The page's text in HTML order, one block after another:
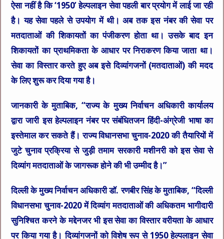
ऐसा नहीं है कि ‘1950’ हेल्पलाइन सेवा पहली बार प्रयोग में लाई जा रही
है। यह सेवा पहले से उपयोग में थी। अब तक इस नंबर की सेवा पर
मतदाताओं की शिकायतों का पंजीकरण होता था। उसके बाद इन
शिकायतों का प्राथमिकता के आधार पर निराकरण किया जाता था।
सेवा का विस्तार करते हुए अब इसे दिव्यांगजनों (मतदाताओं) की मदद
के लिए शुरू कर दिया गया है।
जानकारी के मुताबिक, “राज्य के मुख्य निर्वाचन अधिकारी कार्यालय
द्वारा जारी इस हेल्पलाइन नंबर पर संबंधितजन हिंदी-अंग्रेजी भाषा का
इस्तेमाल कर सकते हैं। राज्य विधानसभा चुनाव-2020 की तैयारियों में
जुटे चुनाव प्रक्रिया से जुड़ी तमाम सरकारी मशीनरी को इस सेवा से
दिव्यांग मतदाताओं के जागरूक होने की भी उम्मीद है।”
दिल्ली के मुख्य निर्वाचन अधिकारी डॉ. रणबीर सिंह के मुताबिक, “दिल्ली
विधानसभा चुनाव-2020 में दिव्यांग मतदाताओं की अधिकतम भागीदारी
सुनिश्चित करने के मद्देनजर भी इस सेवा का विस्तार वरीयता के आधार
पर किया गया है। दिव्यांगजनों को विशेष रूप से 1950 हेल्पलाइन सेवा